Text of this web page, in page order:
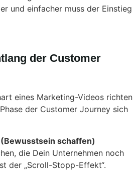
und einfacher muss der Einstieg
der Customer
eines Marketing-Videos richten
der Customer Journey sich
schaffen)
die Dein Unternehmen noch
der „Scroll-Stopp-Effekt“.